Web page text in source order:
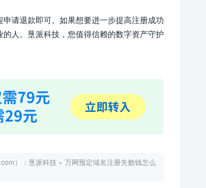
请退款即可。如果想要进一步提高注册成功
人。垦派科技，您值得信赖的数字资产守护
）： 垦派科技 » 万网预定域名注册失败钱怎么